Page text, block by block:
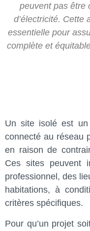
peuvent pas être
d’électricité. Cette
essentielle pour
complète et
Un site isolé est un
connecté au réseau
en raison de
Ces sites peuvent
professionnel, des
habitations, à
critères spécifiques.
Pour qu’un projet